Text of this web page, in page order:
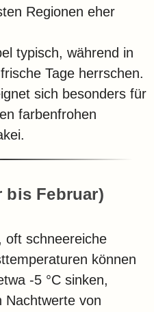
Regionen eher
typisch, während in
Tage herrschen.
sich besonders für
farbenfrohen
bis Februar)
oft schneereiche
können
-5 °C sinken,
Nachtwerte von